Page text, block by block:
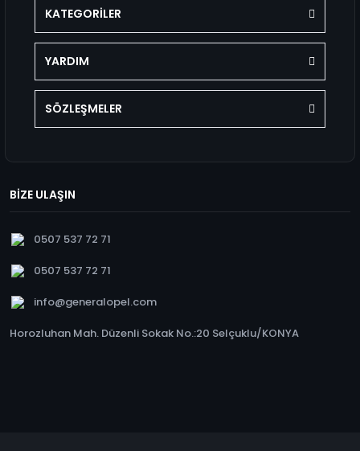
KATEGORİLER
YARDIM
SÖZLEŞMELER
BİZE ULAŞIN
0507 537 72 71
0507 537 72 71
info@generalopel.com
Horozluhan Mah. Düzenli Sokak No.:20 Selçuklu/KONYA